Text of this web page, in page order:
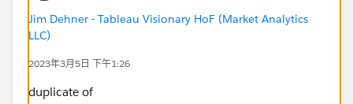
Jim Dehner - Tableau Visionary HoF (Market Analytics
LLC)
2023年3月5日 下午1:26
duplicate of